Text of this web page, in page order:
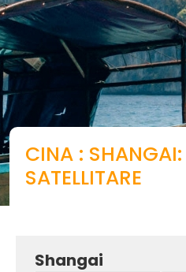
CINA :
SATELLITARE
Shangai